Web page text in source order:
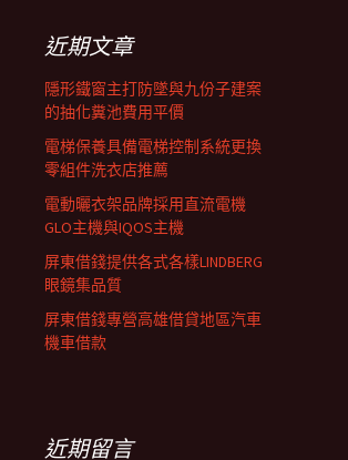
列近期文章
隱形鐵窗主打防墜與九份子建案
的抽化糞池費用平價
電梯保養具備電梯控制系統更換
零組件洗衣店推薦
電動曬衣架品牌採用直流電機
GLO主機與IQOS主機
屏東借錢提供各式各樣LINDBERG
眼鏡集品質
屏東借錢專營高雄借貸地區汽車
機車借款
近期留言